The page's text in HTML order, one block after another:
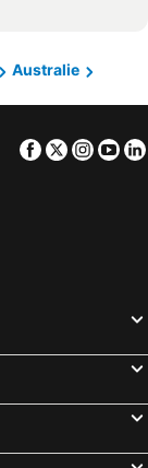
Australie
Facebook
Twitter